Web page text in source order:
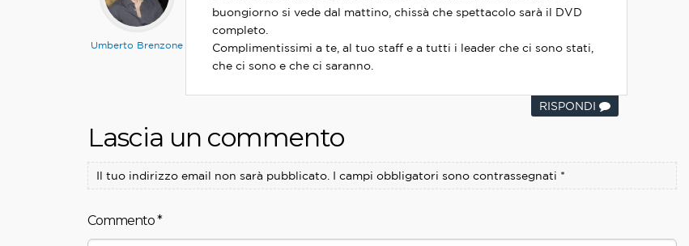
Umberto Brenzone
buongiorno si vede dal mattino, chissà che spettacolo sarà il DVD
completo.
Complimentissimi a te, al tuo staff e a tutti i leader che ci sono stati,
che ci sono e che ci saranno.
RISPONDI
Lascia un commento
Il tuo indirizzo email non sarà pubblicato. I campi obbligatori sono contrassegnati *
Commento*